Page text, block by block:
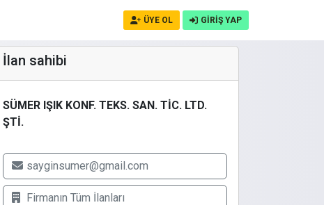
GİRİŞ YAP
ÜYE OL
İlan sahibi
SÜMER IŞIK KONF. TEKS. SAN. TİC. LTD.
ŞTİ.
sayginsumer@gmail.com
Firmanın Tüm İlanları